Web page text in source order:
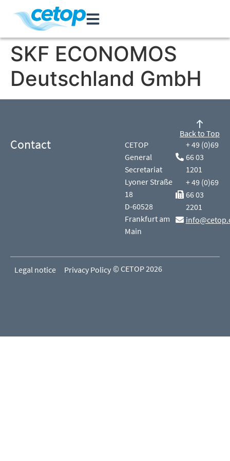
SKF ECONOMOS
Deutschland GmbH
Contact
CETOP
General
Secretariat
Lyoner Straße
18
D-60528
Frankfurt am
Main
+ 49 (0)69
66 03
1201
+ 49 (0)69
66 03
2201
Back to Top
Legal notice Privacy Policy © CETOP 2026